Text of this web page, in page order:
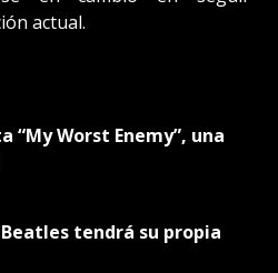
actual.
“My Worst Enemy”, una
tendrá su propia